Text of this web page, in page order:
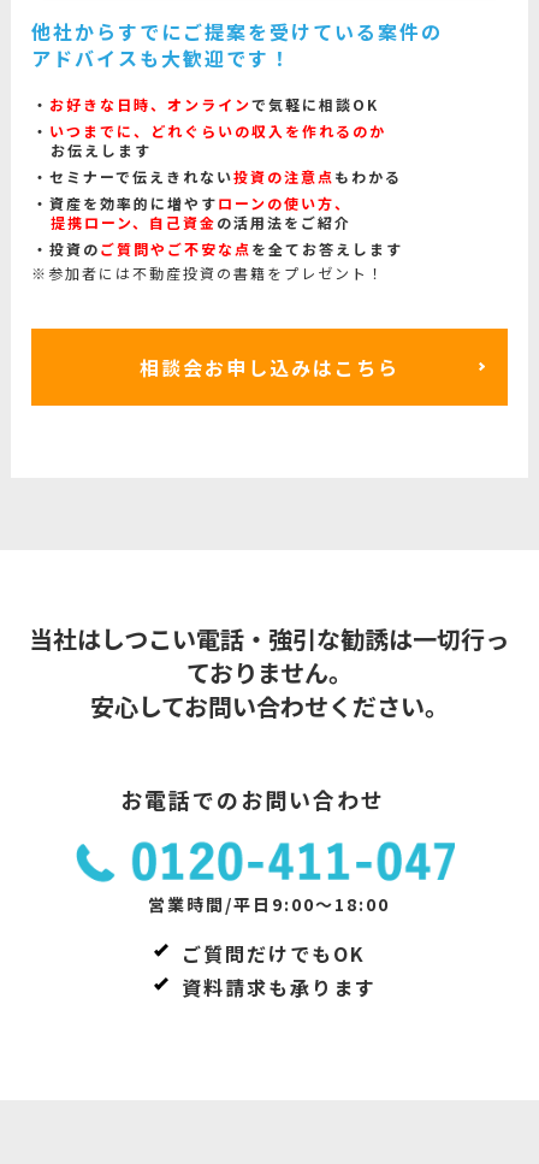
他社からすでにご提案を受けている案件の
アドバイスも大歓迎です！
お好きな日時、オンラインで気軽に相談OK
いつまでに、どれぐらいの収入を作れるのか
お伝えします
セミナーで伝えきれない投資の注意点 もわかる
資産を効率的に増やすローンの使い方、
提携ローン、自己資金の活用法をご紹介
投資のご質問やご不安な点 を全てお答えします
※参加者には不動産投資の書籍をプレゼント！
相談会お申し込みはこちら
当社はしつこい電話・強引な勧誘は一切行っ
ておりません。
安心してお問い合わせください。
お電話でのお問い合わせ
営業時間/平日9:00～18:00
ご質問だけでもOK
資料請求も承ります